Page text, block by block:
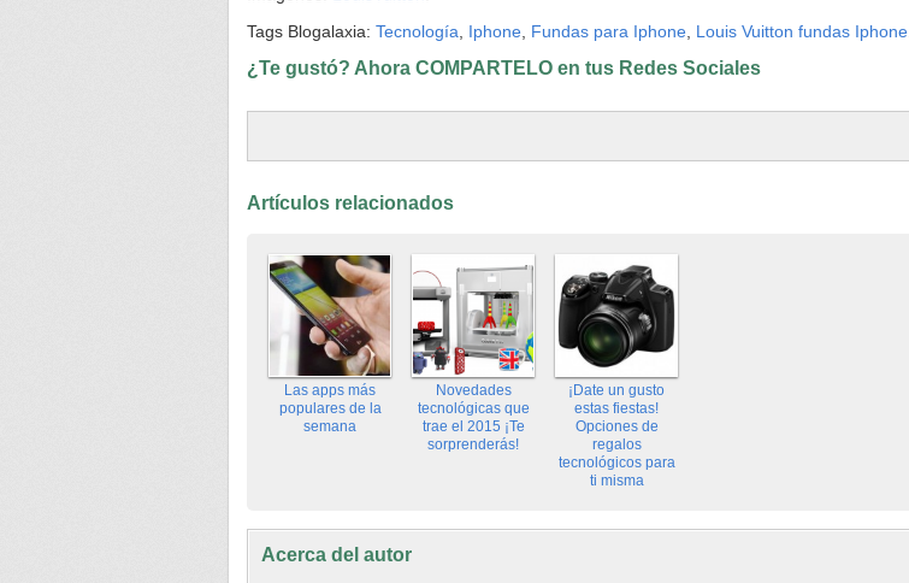
Tags Blogalaxia: Tecnología Iphone, Fundas para Iphone, Louis Vuitton fundas Iphone.
¿Te gustó? Ahora COMPARTELO en tus Redes Sociales
Artículos relacionados
Las apps más
populares de la
semana
Novedades
tecnológicas que
trae el 2015 ¡Te
sorprenderás!
¡Date un gusto
estas fiestas!
Opciones de
regalos
tecnológicos para
ti misma
Acerca del autor